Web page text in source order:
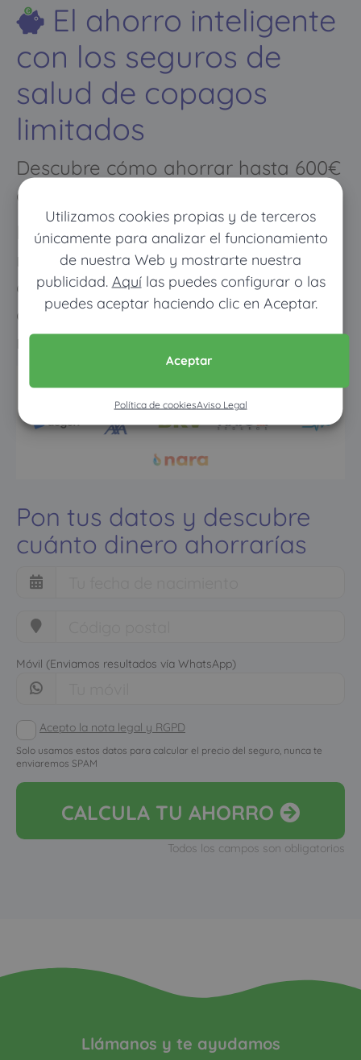
Utilizamos cookies propias y de terceros
únicamente para analizar el funcionamiento
de nuestra Web y mostrarte nuestra
publicidad. Aquílas puedes configurar o las
puedes aceptar haciendo clic en Aceptar.
Aceptar
Política de cookiesAviso Legal
El ahorro inteligente
con los seguros de
salud de copagos
limitados
Descubre cómo ahorrar hasta 600€
al año en tu seguro de salud
Los meses que vayas poco al
médico pagarás muy poco, y
cuando vayas mucho pagarás
como con un seguro médico
normal
Pon tus datos y descubre
cuánto dinero ahorrarías
Móvil (Enviamos resultados vía WhatsApp)
Acepto la nota legal y RGPD
Solo usamos estos datos para calcular el precio del seguro, nunca te
enviaremos SPAM
CALCULA TU AHORRO
Todos los campos son obligatorios
Llámanos y te ayudamos